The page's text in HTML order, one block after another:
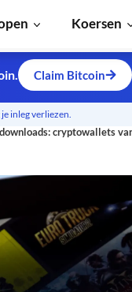
Koersen
cryptowallets
Claim Bitcoin
inleg verliezen.